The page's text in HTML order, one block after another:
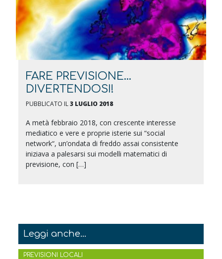
FARE PREVISIONE…
DIVERTENDOSI!
PUBBLICATO IL3 LUGLIO 2018
A metà febbraio 2018, con crescente interesse
mediatico e vere e proprie isterie sui “social
network“, un’ondata di freddo assai consistente
iniziava a palesarsi sui modelli matematici di
previsione, con […]
Leggi anche...
PREVISIONI LOCALI